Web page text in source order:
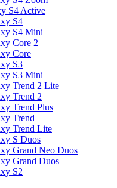
S4 Active
S4
S4 Mini
Core 2
Core
S3
S3 Mini
Trend 2 Lite
Trend 2
Trend Plus
Trend
Trend Lite
S Duos
Grand Neo Duos
Grand Duos
S2